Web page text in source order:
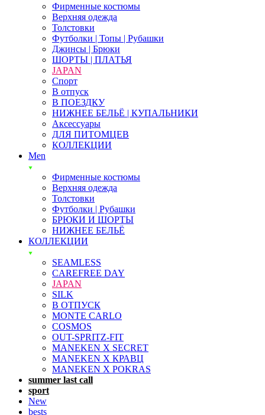
Фирменные костюмы
Верхняя одежда
Толстовки
Футболки | Топы | Рубашки
Джинсы | Брюки
ШОРТЫ | ПЛАТЬЯ
JAPAN
Спорт
В отпуск
В ПОЕЗДКУ
НИЖНЕЕ БЕЛЬЁ | КУПАЛЬНИКИ
Аксессуары
ДЛЯ ПИТОМЦЕВ
КОЛЛЕКЦИИ
Men
Фирменные костюмы
Верхняя одежда
Толстовки
Футболки | Рубашки
БРЮКИ И ШОРТЫ
НИЖНЕЕ БЕЛЬЁ
КОЛЛЕКЦИИ
SEAMLESS
CAREFREE DAY
JAPAN
SILK
В ОТПУСК
MONTE CARLO
COSMOS
OUT-SPRITZ-FIT
MANEKEN X SECRET
MANEKEN X КРАВЦ
MANEKEN X POKRAS
summer last call
sport
New
bests